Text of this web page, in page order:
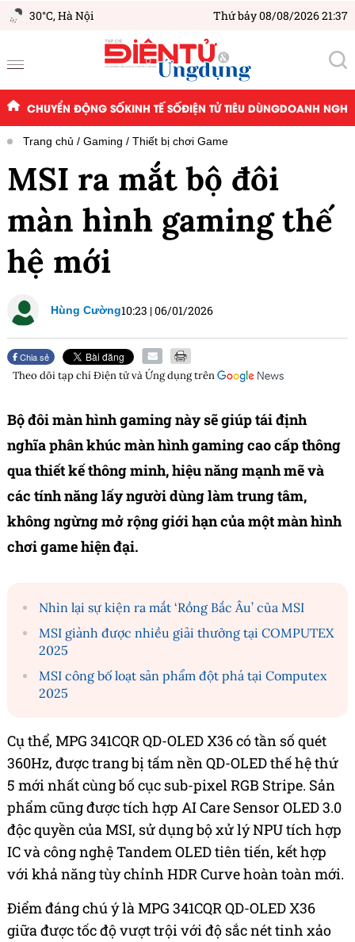
30°C,Hà Nội Thứ bảy 08/08/2026 21:37
CHUYỂN ĐỘNG SỐKINH TẾ SỐĐIỆN TỬ TIÊU DÙNGDOANH
Trang chủ Gaming Thiết bị chơi Game
MSI ra mắt bộ đôi
màn hình gaming thế
hệ mới
Hùng Cường10:23 |06/01/2026
Chia sẻ
Theo dõi tạp chíĐiện tử và Ứng dụngtrên
Bộ đôi màn hình gaming này sẽ giúp tái định
nghĩa phân khúc màn hình gaming cao cấp thông
qua thiết kế thông minh, hiệu năng mạnh mẽ và
các tính năng lấy người dùng làm trung tâm,
không ngừng mở rộng giới hạn của một màn hình
chơi game hiện đại.
Nhìn lại sự kiện ra mắt ‘Rồng Bắc Âu’ của MSI
MSI giành được nhiều giải thưởng tại COMPUTEX
2025
MSI công bố loạt sản phẩm đột phá tại Computex
2025
Cụ thể, MPG 341CQR QD-OLED X36 có tần số quét
360Hz, được trang bị tấm nền QD-OLED thế hệ thứ
5 mới nhất cùng bố cục sub-pixel RGB Stripe. Sản
phẩm cũng được tích hợp AI Care Sensor OLED 3.0
độc quyền của MSI, sử dụng bộ xử lý NPU tích hợp
IC và công nghệ Tandem OLED tiên tiến, kết hợp
với khả năng tùy chỉnh HDR Curve hoàn toàn mới.
Điểm đáng chú ý là MPG 341CQR QD-OLED X36
giữa được tốc độ vượt trội với độ sắc nét tinh xảo